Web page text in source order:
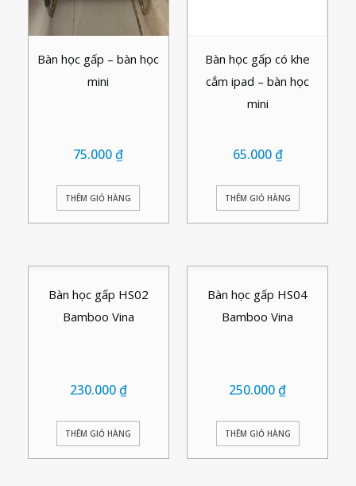
Bàn học gấp – bàn học
mini
75.000₫
THÊM GIỎ HÀNG
Bàn học gấp có khe
cắm ipad – bàn học
mini
65.000₫
THÊM GIỎ HÀNG
Bàn học gấp HS02
Bamboo Vina
230.000₫
THÊM GIỎ HÀNG
Bàn học gấp HS04
Bamboo Vina
250.000₫
THÊM GIỎ HÀNG